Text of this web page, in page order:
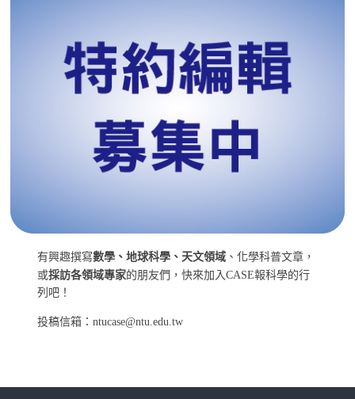
有興趣撰寫數學、地球科學、天文領域 、化學科普文章，
或採訪各領域專家的朋友們，快來加入CASE報科學的行
列吧！
投稿信箱：ntucase@ntu.edu.tw